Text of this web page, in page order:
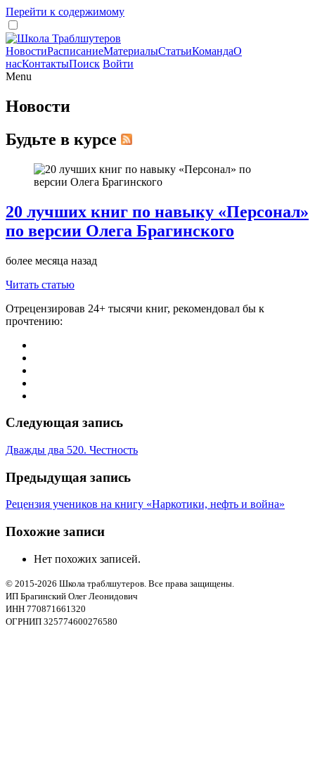
Перейти к содержимому
НовостиРасписаниеМатериалыСтатьиКомандаО
насКонтактыПоиск Войти
Menu
Новости
Будьте в курсе
20 лучших книг по навыку «Персонал»
по версии Олега Брагинского
более месяца назад
Читать статью
Отрецензировав 24+ тысячи книг, рекомендовал бы к
прочтению:
Следующая запись
Дважды два 520. Честность
Предыдущая запись
Рецензия учеников на книгу «Наркотики, нефть и война»
Похожие записи
Нет похожих записей.
© 2015-2026 Школа траблшутеров. Все права защищены.
ИП Брагинский Олег Леонидович
ИНН 770871661320
ОГРНИП 325774600276580